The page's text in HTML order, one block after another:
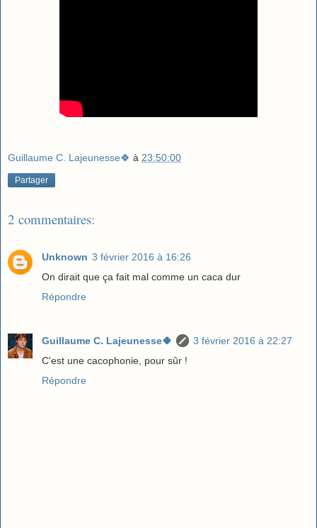
Guillaume C. Lajeunesse🍀 à 23:50:00
Partager
2 commentaires:
Unknown 3 février 2016 à 16:26
On dirait que ça fait mal comme un caca dur
Répondre
Guillaume C. Lajeunesse🍀
3 février 2016 à 22:27
C'est une cacophonie, pour sûr !
Répondre